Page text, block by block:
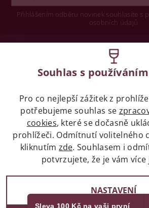
Přihlášením odběru novinek souhlasíte s
osobních údajů
Legislativa
Zákaz prodeje alkoholických
mladších 18 let.
Naše služby
Souhlas s
Pro co nejlepší zážitek z
potřebujeme souhlas se
cookies, které se dočasně
prohlížeči. Odmítnutí volitelného
kliknutím zde. Souhlasem i
potvrzujete, že je vám více
NASTAVENÍ
Sleva 100 Kč na vaši první